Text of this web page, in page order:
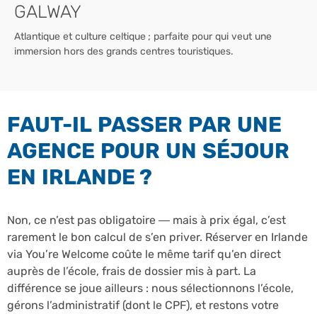
GALWAY
Atlantique et culture celtique ; parfaite pour qui veut une
immersion hors des grands centres touristiques.
FAUT-IL PASSER PAR UNE
AGENCE POUR UN SÉJOUR
EN IRLANDE ?
Non, ce n’est pas obligatoire — mais à prix égal, c’est
rarement le bon calcul de s’en priver. Réserver en Irlande
via You’re Welcome coûte le même tarif qu’en direct
auprès de l’école, frais de dossier mis à part. La
différence se joue ailleurs : nous sélectionnons l’école,
gérons l’administratif (dont le CPF), et restons votre